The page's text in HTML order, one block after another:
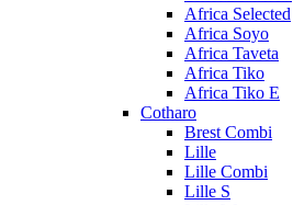
Africa Selected
Africa Soyo
Africa Taveta
Africa Tiko
Africa Tiko E
Cotharo
Brest Combi
Lille
Lille Combi
Lille S